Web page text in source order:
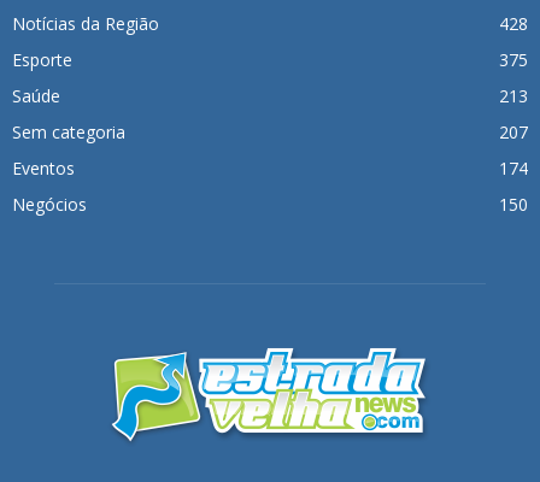
Notícias da Região
428
Esporte
375
Saúde
213
Sem categoria
207
Eventos
174
Negócios
150